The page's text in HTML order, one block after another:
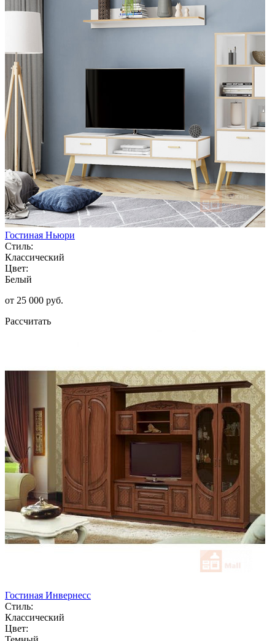
Гостиная Ньюри
Стиль:
Классический
Цвет:
Белый
от 25 000 руб.
Рассчитать
Гостиная Инвернесс
Стиль:
Классический
Цвет: